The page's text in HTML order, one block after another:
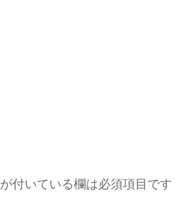
が付いている欄は必須項目です